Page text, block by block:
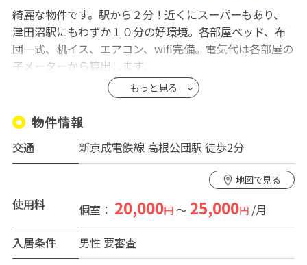
綺麗な物件です。駅から２分！近くにスーパーもあり、
津田沼駅にもわずか１０分の好環境。各部屋ベッド、布
団一式、机イス、エアコン、wifi完備。電気代は各部屋の
子メーターから算出します。
保証金は退去時に10,000円を償却し光熱費を差し引いて
もっと見る
物件情報
交通 新京成電鉄線 高根公団駅 徒歩2分
地図で見る
使用料 個室： 20,000円～ 25,000円/月
入居条件
男性 要審査